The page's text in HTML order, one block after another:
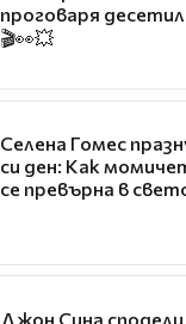
проговаря
🎬👀💥
Селена Гомес
си ден: Как
се превърна в
Джон Сина